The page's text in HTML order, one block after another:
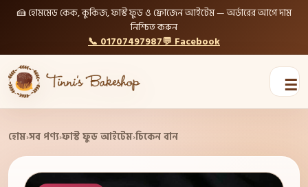
🍰 হোমমেড কেক, কুকিজ, ফাস্ট ফুড ও ফ্রোজেন আইটেম — অর্ডারের আগে দাম
নিশ্চিত করুন
📞 01707497987💬 Facebook
☰
হোম›সব পণ্য›ফাস্ট ফুড আইটেম›চিকেন বান